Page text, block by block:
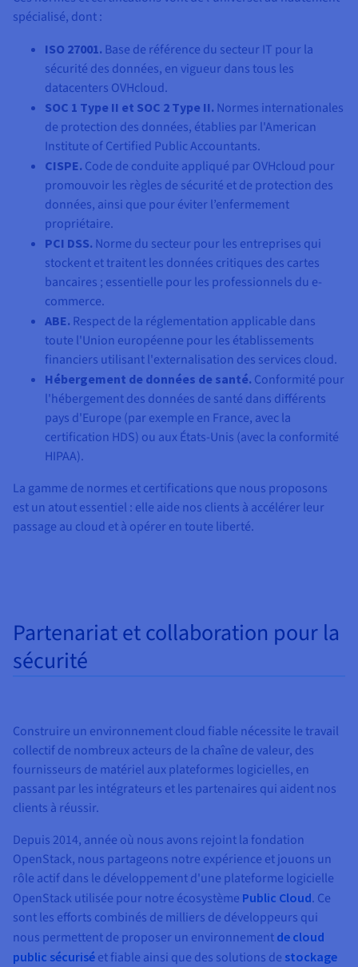
spécialisé, dont :
ISO 27001. Base de référence du secteur IT pour la
sécurité des données, en vigueur dans tous les
datacenters OVHcloud.
SOC 1 Type II et SOC 2 Type II. Normes internationales
de protection des données, établies par l'American
Institute of Certified Public Accountants.
CISPE. Code de conduite appliqué par OVHcloud pour
promouvoir les règles de sécurité et de protection des
données, ainsi que pour éviter l’enfermement
propriétaire.
PCI DSS. Norme du secteur pour les entreprises qui
stockent et traitent les données critiques des cartes
bancaires ; essentielle pour les professionnels du e-
commerce.
ABE. Respect de la réglementation applicable dans
toute l'Union européenne pour les établissements
financiers utilisant l'externalisation des services cloud.
Hébergement de données de santé. Conformité pour
l'hébergement des données de santé dans différents
pays d'Europe (par exemple en France, avec la
certification HDS) ou aux États-Unis (avec la conformité
HIPAA).
La gamme de normes et certifications que nous proposons
est un atout essentiel : elle aide nos clients à accélérer leur
passage au cloud et à opérer en toute liberté.
Partenariat et collaboration pour la
sécurité
Construire un environnement cloud fiable nécessite le travail
collectif de nombreux acteurs de la chaîne de valeur, des
fournisseurs de matériel aux plateformes logicielles, en
passant par les intégrateurs et les partenaires qui aident nos
clients à réussir.
Depuis 2014, année où nous avons rejoint la fondation
OpenStack, nous partageons notre expérience et jouons un
rôle actif dans le développement d'une plateforme logicielle
OpenStack utilisée pour notre écosystème Public Cloud. Ce
sont les efforts combinés de milliers de développeurs qui
nous permettent de proposer un environnement de cloud
public sécurisé et fiable ainsi que des solutions de stockage